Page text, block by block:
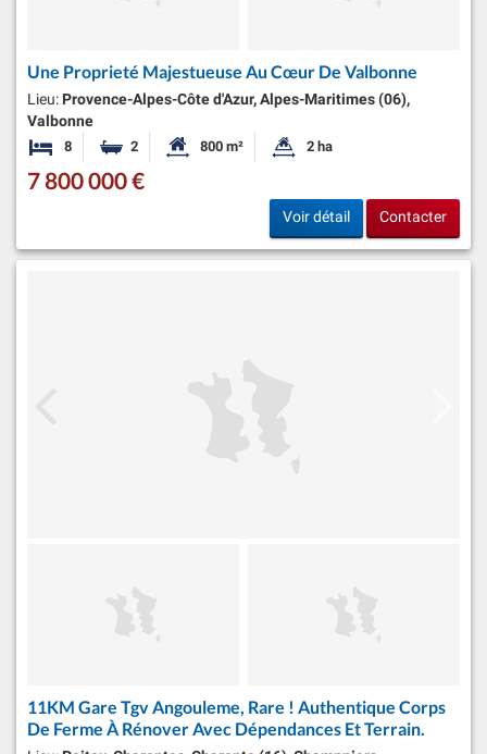
Une Proprieté Majestueuse Au Cœur De Valbonne
Lieu: Provence-Alpes-Côte d'Azur, Alpes-Maritimes (06),
Valbonne
8 Chambres
2 Salles de bainsSurface habitable:
800 m² Superficie du terrain:
2 ha
7 800 000 €
Voir détail Contacter
11KM Gare Tgv Angouleme, Rare ! Authentique Corps
De Ferme À Rénover Avec Dépendances Et Terrain.